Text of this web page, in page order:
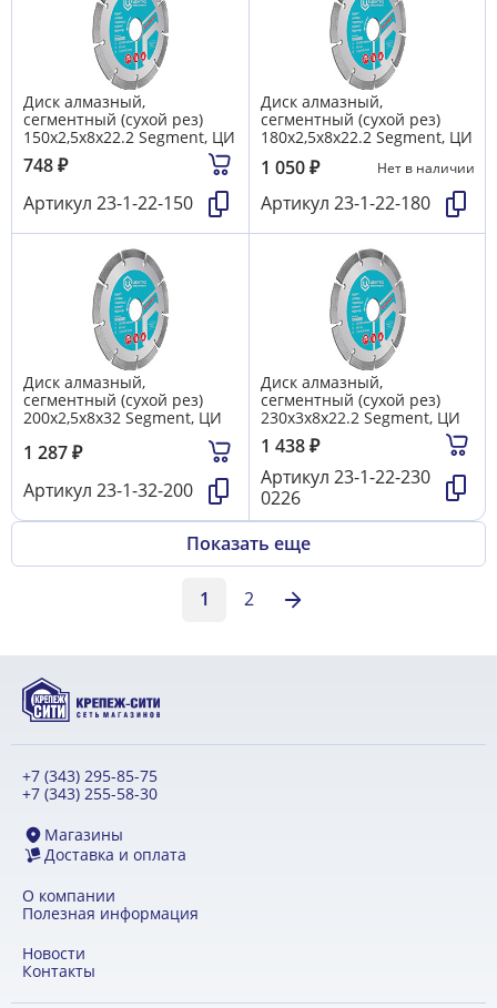
Диск алмазный,
сегментный (сухой рез)
150х2,5х8х22.2 Segment, ЦИ
748₽
Артикул 23-1-22-150
Диск алмазный,
сегментный (сухой рез)
180х2,5х8х22.2 Segment, ЦИ
1 050₽ Нет в наличии
Артикул 23-1-22-180
Диск алмазный,
сегментный (сухой рез)
200х2,5х8х32 Segment, ЦИ
1 287₽
Артикул 23-1-32-200
Диск алмазный,
сегментный (сухой рез)
230х3х8х22.2 Segment, ЦИ
1 438₽
Артикул 23-1-22-230
0226
Показать еще
1 2
+7 (343) 295-85-75
+7 (343) 255-58-30
Магазины
Доставка и оплата
О компании
Полезная информация
Новости
Контакты